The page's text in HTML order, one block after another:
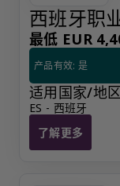
西班牙职
最低 EUR
产品有效: 是
适用国家/地区
ES - 西班牙
了解更多
西班牙职业公司